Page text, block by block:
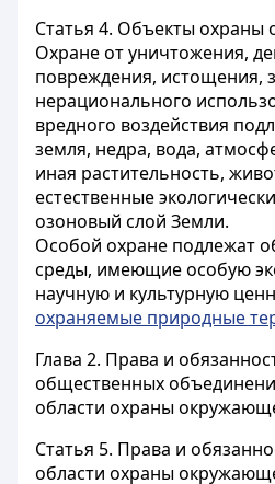
Статья 4. Объекты охраны
Охране от уничтожения,
повреждения, истощения,
нерационального
вредного воздействия
земля, недра, вода,
иная растительность,
естественные
озоновый слой Земли.
Особой охране подлежат
среды, имеющие особую
научную и культурную
охраняемые природные
Глава 2. Права и
общественных
области охраны
Статья 5. Права и
области охраны